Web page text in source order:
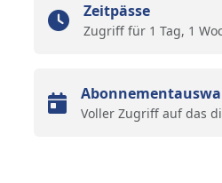
Zeitpässe
Zugriff für 1 Tag, 1
Voller Zugriff auf das